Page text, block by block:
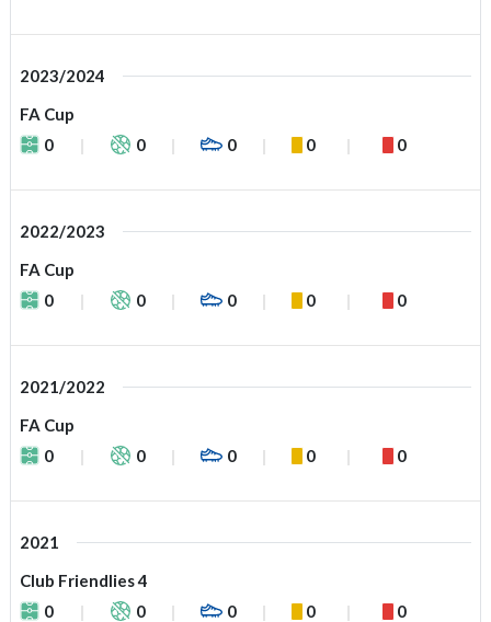
2023/2024
FA Cup
0
0 0 0 0
2022/2023
FA Cup
0
0 0 0 0
2021/2022
FA Cup
0
0 0 0 0
2021
Club Friendlies 4
0
0 0 0 0